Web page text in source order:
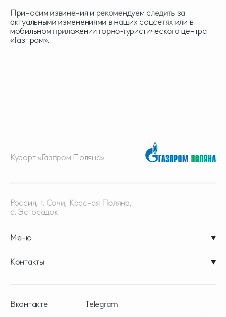
Приносим извинения и рекомендуем следить за
актуальными изменениями в наших соцсетях или в
мобильном приложении горно-туристического центра
«Газпром».
Курорт «Газпром Поляна»
Меню
Россия, г. Сочи, Красная Поляна,
с. Эстосадок
Контакты
Вконтакте
Telegram